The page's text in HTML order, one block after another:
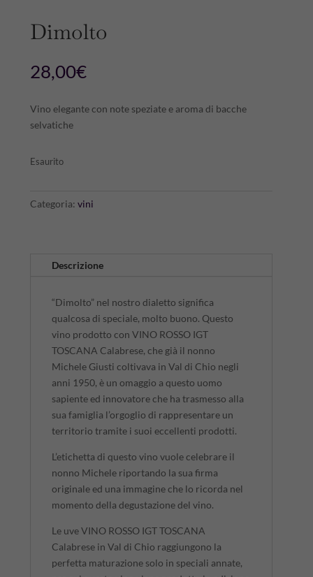
Dimolto
28,00€
Vino elegante con note speziate e aroma di bacche
selvatiche
Esaurito
Categoria:vini
Descrizione
“Dimolto” nel nostro dialetto significa
qualcosa di speciale, molto buono. Questo
vino prodotto con VINO ROSSO IGT
TOSCANA Calabrese, che già il nonno
Michele Giusti coltivava in Val di Chio negli
anni 1950, è un omaggio a questo uomo
sapiente ed innovatore che ha trasmesso alla
sua famiglia l’orgoglio di rappresentare un
territorio tramite i suoi eccellenti prodotti.
L’etichetta di questo vino vuole celebrare il
nonno Michele riportando la sua firma
originale ed una immagine che lo ricorda nel
momento della degustazione del vino.
Le uve VINO ROSSO IGT TOSCANA
Calabrese in Val di Chio raggiungono la
perfetta maturazione solo in speciali annate,